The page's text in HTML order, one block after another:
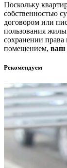
Поскольку
собственностью
договором или
пользования
сохранении
помещением, ваш
Рекомендуем